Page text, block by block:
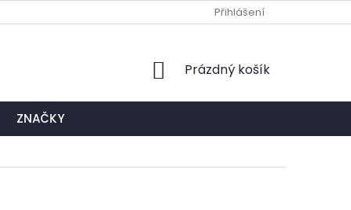
EXPEDIČNÍ A KONTAKTNÍ MÍSTO
Přihlášení
NÁKUPNÍ
Prázdný košík
ZNAČKY